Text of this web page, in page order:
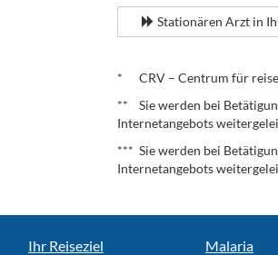
Stationären Arzt in
* CRV – Centrum für
** Sie werden bei
Internetangebots
*** Sie werden bei
Internetangebots
Ihr Reiseziel Malaria